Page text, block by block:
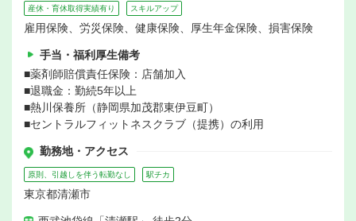
産休・育休取得実績有り スキルアップ
雇用保険、労災保険、健康保険、厚生年金保険、損害保険
手当・福利厚生備考
■薬剤師賠償責任保険：店舗加入
■退職金：勤続5年以上
■熱川保養所（静岡県加茂郡東伊豆町）
■セントラルフィットネスクラブ（提携）の利用
勤務地・アクセス
原則、引越しを伴う転勤なし 駅チカ
東京都清瀬市